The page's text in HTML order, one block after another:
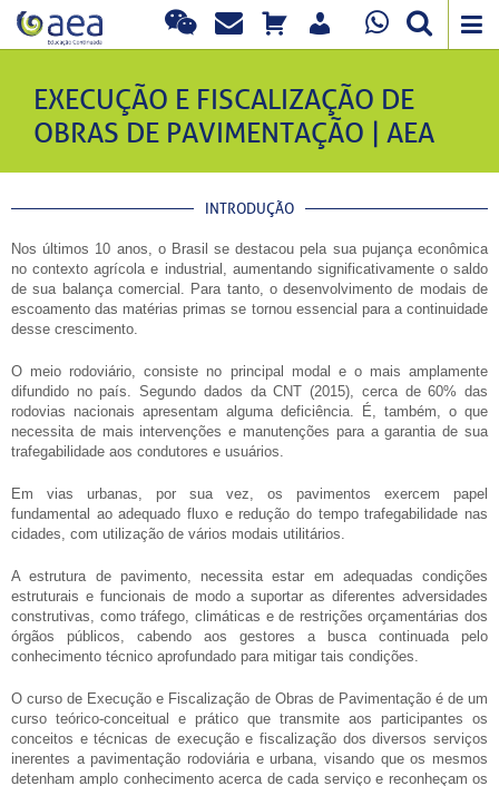
EXECUÇÃO E FISCALIZAÇÃO DE
OBRAS DE PAVIMENTAÇÃO | AEA
INTRODUÇÃO
Nos últimos 10 anos, o Brasil se destacou pela sua pujança econômica
no contexto agrícola e industrial, aumentando significativamente o saldo
de sua balança comercial. Para tanto, o desenvolvimento de modais de
escoamento das matérias primas se tornou essencial para a continuidade
desse crescimento.
O meio rodoviário, consiste no principal modal e o mais amplamente
difundido no país. Segundo dados da CNT (2015), cerca de 60% das
rodovias nacionais apresentam alguma deficiência. É, também, o que
necessita de mais intervenções e manutenções para a garantia de sua
trafegabilidade aos condutores e usuários.
Em vias urbanas, por sua vez, os pavimentos exercem papel
fundamental ao adequado fluxo e redução do tempo trafegabilidade nas
cidades, com utilização de vários modais utilitários.
A estrutura de pavimento, necessita estar em adequadas condições
estruturais e funcionais de modo a suportar as diferentes adversidades
construtivas, como tráfego, climáticas e de restrições orçamentárias dos
órgãos públicos, cabendo aos gestores a busca continuada pelo
conhecimento técnico aprofundado para mitigar tais condições.
O curso de Execução e Fiscalização de Obras de Pavimentação é de um
curso teórico-conceitual e prático que transmite aos participantes os
conceitos e técnicas de execução e fiscalização dos diversos serviços
inerentes a pavimentação rodoviária e urbana, visando que os mesmos
detenham amplo conhecimento acerca de cada serviço e reconheçam os